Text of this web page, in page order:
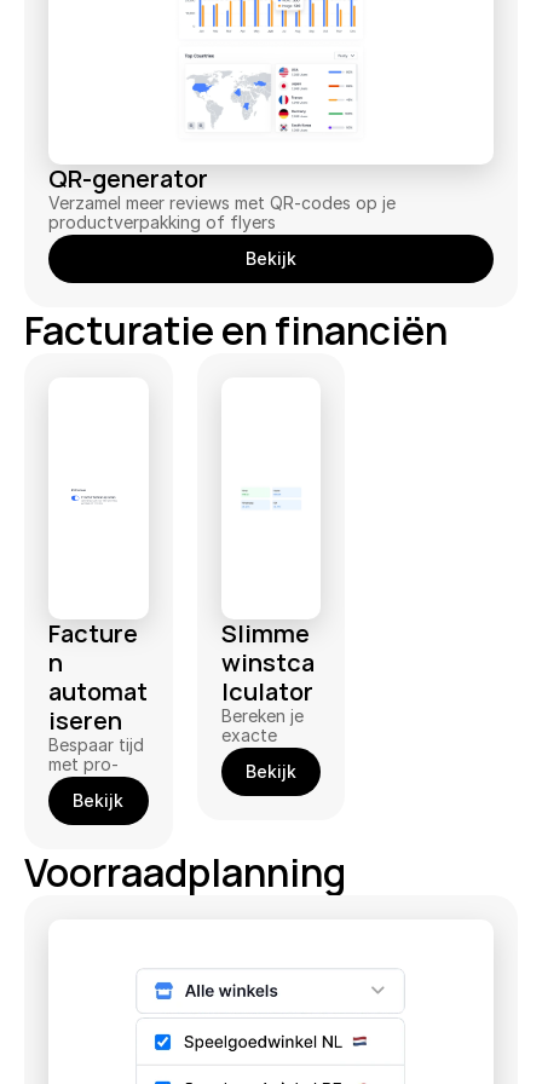
QR-generator
Verzamel meer reviews met QR-codes op je
productverpakking of flyers
Bekijk
Facturatie en financiën
Facture
n
automat
iseren
Bespaar tijd
met pro-
actief
uploaden en
meer
Bekijk
Slimme
winstca
lculator
Bereken je
exacte
winst en
vind kansen
voor meer
Bekijk
Voorraadplanning